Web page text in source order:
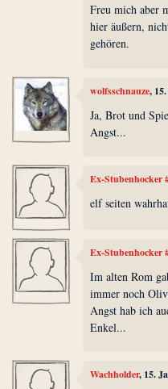
Freu mich aber
hier äußern,
gehören.
wolfsschnauze,
Ja, Brot und
Angst...
Ex-Stubenhocker
elf seiten
Ex-Stubenhocker
Im alten Rom
immer noch
Angst hab ich
Enkel...
Wachholder, 15.